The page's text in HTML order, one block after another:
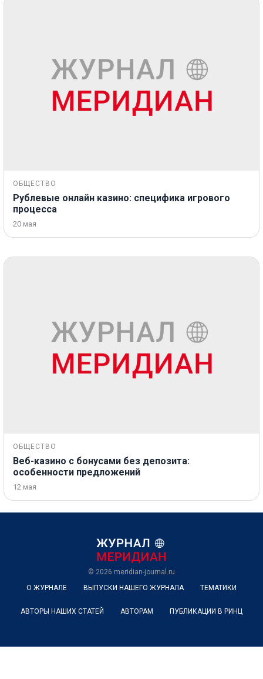
ОБЩЕСТВО
Рублевые онлайн казино: специфика игрового
процесса
20 мая
ОБЩЕСТВО
Веб-казино с бонусами без депозита:
особенности предложений
12 мая
© 2026 meridian-journal.ru
О ЖУРНАЛЕ
ВЫПУСКИ НАШЕГО ЖУРНАЛА ТЕМАТИКИ
АВТОРЫ НАШИХ СТАТЕЙ АВТОРАМ ПУБЛИКАЦИИ В РИНЦ